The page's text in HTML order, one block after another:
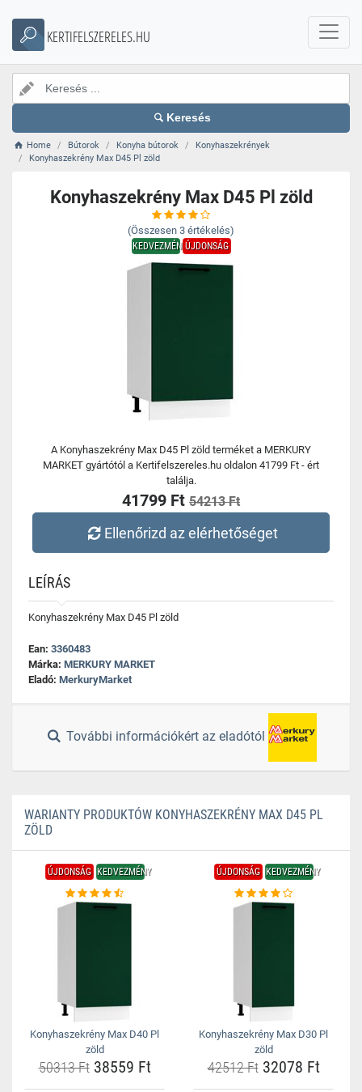
KERTIFELSZERELES.HU
Keresés
Home Bútorok Konyha bútorok
Konyhaszekrények
Konyhaszekrény Max D45 Pl zöld
Konyhaszekrény Max D45 Pl zöld
(Összesen 3 értékelés)
KEDVEZMÉNYÚJDONSÁG
A Konyhaszekrény Max D45 Pl zöld terméket a MERKURY
MARKET gyártótól a Kertifelszereles.hu oldalon 41799 Ft - ért
találja.
41799 Ft 54213 Ft
Ellenőrizd az elérhetőséget
LEÍRÁS
Konyhaszekrény Max D45 Pl zöld
Ean: 3360483
Márka: MERKURY MARKET
Eladó: MerkuryMarket
További információkért az eladótól
WARIANTY PRODUKTÓW KONYHASZEKRÉNY MAX D45 PL
ZÖLD
ÚJDONSÁG KEDVEZMÉNY
Konyhaszekrény Max D40 Pl
zöld
50313 Ft38559 Ft
ÚJDONSÁG KEDVEZMÉNY
Konyhaszekrény Max D30 Pl
zöld
42512 Ft32078 Ft